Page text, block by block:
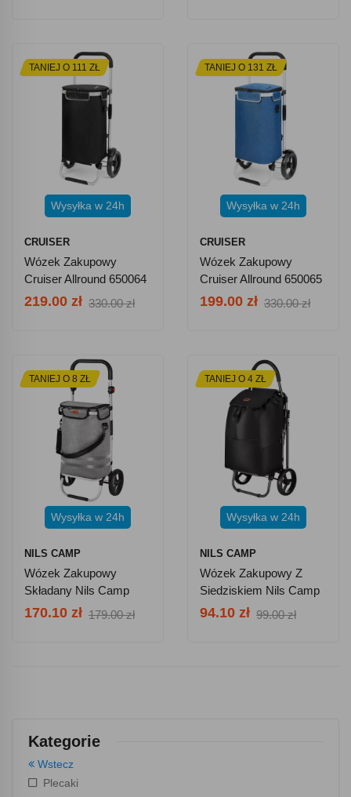
Kategorie
Wstecz
Plecaki
TANIEJ O 111 ZŁ
Wysyłka w 24h
CRUISER
Wózek Zakupowy
Cruiser Allround 650064
- Czarny
219.00 zł 330.00 zł
TANIEJ O 131 ZŁ
Wysyłka w 24h
CRUISER
Wózek Zakupowy
Cruiser Allround 650065
- Niebieski
199.00 zł 330.00 zł
TANIEJ O 8 ZŁ
Wysyłka w 24h
NILS CAMP
Wózek Zakupowy
Składany Nils Camp
NC4305 50l Premium -
170.10 zł 179.00 zł
TANIEJ O 4 ZŁ
Wysyłka w 24h
NILS CAMP
Wózek Zakupowy Z
Siedziskiem Nils Camp
NC4303 40 L - Czarny
94.10 zł 99.00 zł